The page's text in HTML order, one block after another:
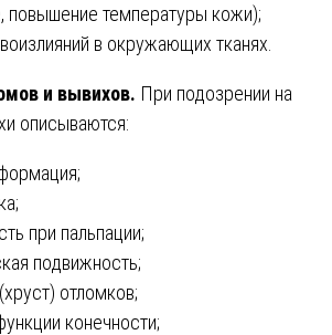
повышение температуры кожи);
в окружающих тканях.
и вывихов. При подозрении на
описываются:
при пальпации;
подвижность;
отломков;
конечности;